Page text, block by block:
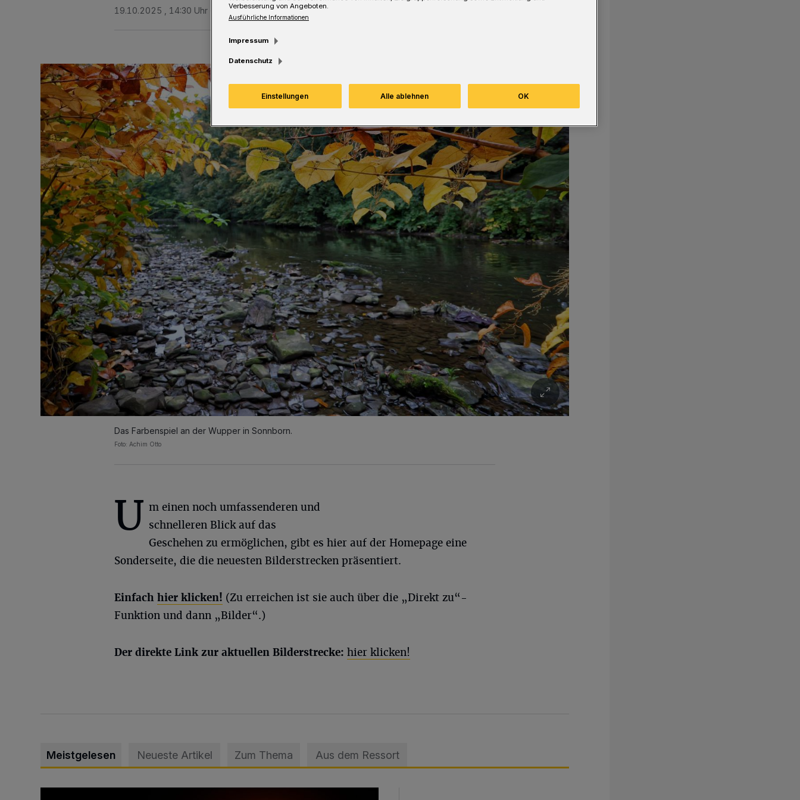
19.10.2025 , 14:30 Uhr Eine Minute Lesezeit
Das Farbenspiel an der Wupper in Sonnborn.
Foto: Achim Otto
U m einen noch umfassenderen und
schnelleren Blick auf das
Geschehen zu ermöglichen, gibt es hier auf der Homepage eine
Sonderseite, die die neuesten Bilderstrecken präsentiert.
Einfach hier klicken! (Zu erreichen ist sie auch über die „Direkt zu“-
Funktion und dann „Bilder“.)
Der direkte Link zur aktuellen Bilderstrecke: hier klicken!
Meistgelesen Neueste Artikel Zum Thema Aus dem Ressort
Verbesserung von Angeboten.
Ausführliche Informationen
Impressum
Datenschutz
Einstellungen Alle ablehnen OK